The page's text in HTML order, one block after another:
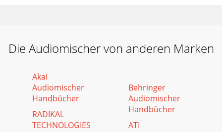
Die Audiomischer von anderen Marken
Akai
Audiomischer
Handbücher
RADIKAL
TECHNOLOGIES
Behringer
Audiomischer
Handbücher
ATI